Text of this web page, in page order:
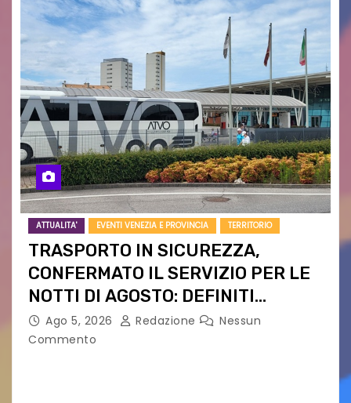
ATTUALITA' EVENTI VENEZIA E PROVINCIA TERRITORIO
TRASPORTO IN SICUREZZA,
CONFERMATO IL SERVIZIO PER LE
NOTTI DI AGOSTO: DEFINITI
PERCORSI, FERMATE E ORARIO
Ago 5, 2026 Redazione
Nessun
Commento